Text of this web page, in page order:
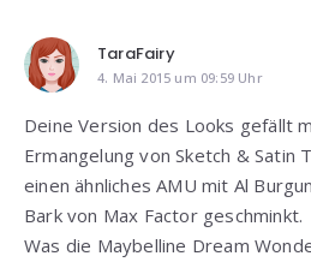
TaraFairy
4. Mai 2015 um 09:59 Uhr
Deine Version des Looks gefällt
Ermangelung von Sketch & Satin
einen ähnliches AMU mit Al
Bark von Max Factor geschminkt.
Was die Maybelline Dream